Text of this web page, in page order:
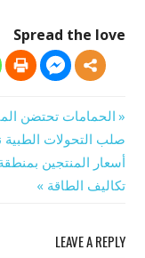
Spread the love
تصفّح
المقالات
Previous
Post:
الحمامات تحتضن
صلب التحولات الطبية
Next
Post:
تكاليف الطاقة
LEAVE A REPLY